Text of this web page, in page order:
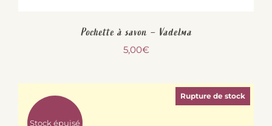
Pochette à savon – Vadelma
5,00€
Stock épuisé
Rupture de stock